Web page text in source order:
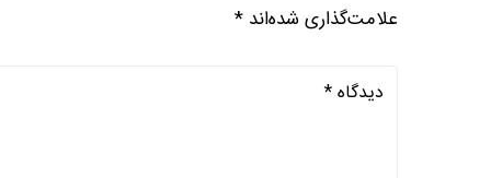
علامت‌گذاری شده‌اند *